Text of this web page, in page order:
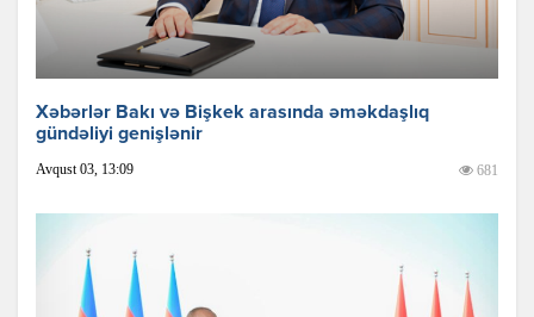
Xəbərlər Bakı və Bişkek arasında əməkdaşlıq
gündəliyi genişlənir
Avqust 03, 13:09 681